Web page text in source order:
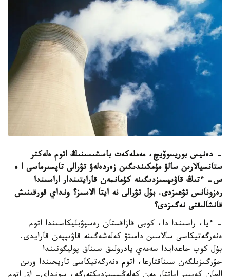
- دەنيس بوريسوۆيچ، مەملەكەت باسشىسىنىڭ اتوم ەلەكتر
ستانسيالارىن سالۋ مۇمكىندىگىن زەردەلەۋ تۋرالى تاپسىرماسى ا ە
س- ءتىڭ قاۋىپسىزدىگىنە كۇمانمەن قارايتىندار اراسىندا
رەزونانس تۋعىزدى. بۇل تۋرالى نە ايتا الاسىز؟ ونداي قورقىنىش
قانشالىقتى نەگىزدى؟
- ءيا، راسىندا دا، كوبى قازاقستان رەسپۋبليكاسىندا اتوم
ەنەرگەتيكاسى سالاسىن دامىتۋ كەلەشەگىنە قاۋىپپەن قارايدى.
بۇل كوپ جاعدايدا سەمەي يادرولىق سىناق پوليگونىندا
جۇرگىزىلگەن سىناقتارعا، اتوم ەنەرگەتيكاسى تاريحىندا ورىن